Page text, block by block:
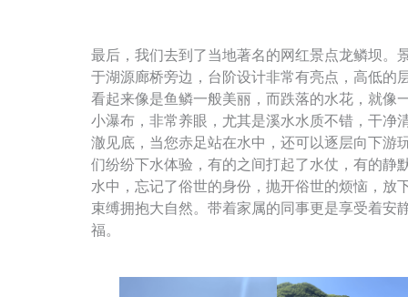
最后，我们去到了当地著名的网红景点龙鳞坝。
于湖源廊桥旁边，台阶设计非常有亮点，高低的
看起来像是鱼鳞一般美丽，而跌落的水花，就像
小瀑布，非常养眼，尤其是溪水水质不错，干净
澈见底，当您赤足站在水中，还可以逐层向下游
们纷纷下水体验，有的之间打起了水仗，有的静
水中，忘记了俗世的身份，抛开俗世的烦恼，放
束缚拥抱大自然。带着家属的同事更是享受着安
福。